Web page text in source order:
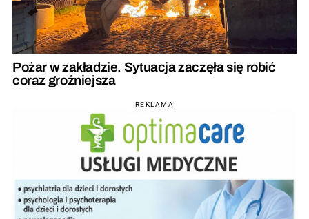
Pożar w zakładzie. Sytuacja zaczęła się robić
coraz groźniejsza
REKLAMA